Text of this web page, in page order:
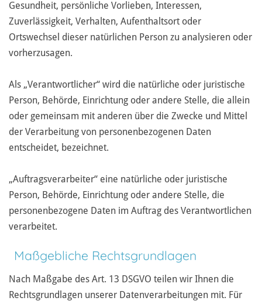
Gesundheit, persönliche Vorlieben, Interessen,
Zuverlässigkeit, Verhalten, Aufenthaltsort oder
Ortswechsel dieser natürlichen Person zu analysieren oder
vorherzusagen.
Als „Verantwortlicher“ wird die natürliche oder juristische
Person, Behörde, Einrichtung oder andere Stelle, die allein
oder gemeinsam mit anderen über die Zwecke und Mittel
der Verarbeitung von personenbezogenen Daten
entscheidet, bezeichnet.
„Auftragsverarbeiter“ eine natürliche oder juristische
Person, Behörde, Einrichtung oder andere Stelle, die
personenbezogene Daten im Auftrag des Verantwortlichen
verarbeitet.
Maßgebliche Rechtsgrundlagen
Nach Maßgabe des Art. 13 DSGVO teilen wir Ihnen die
Rechtsgrundlagen unserer Datenverarbeitungen mit. Für